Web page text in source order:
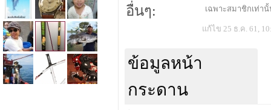
อื่นๆ: เฉพาะสมาชิกเท่า
แก้ไข 25 ธ.ค. 61,
ข้อมูลหน้า
กระดาน